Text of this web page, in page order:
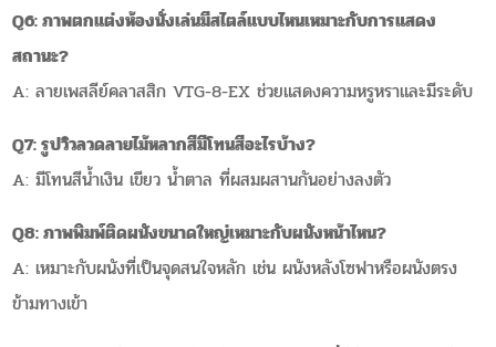
Q6: ภาพตกแต่งห้องนั่งเล่นมีสไตล์แบบไหนเหมาะกับการแสดง
สถานะ?
A: ลายเพสลีย์คลาสสิก VTG-8-EX ช่วยแสดงความหรูหราและมีระดับ
Q7: รูปวิวลวดลายไม้หลากสีมีโทนสีอะไรบ้าง?
A: มีโทนสีน้ำเงิน เขียว น้ำตาล ที่ผสมผสานกันอย่างลงตัว
Q8: ภาพพิมพ์ติดผนังขนาดใหญ่เหมาะกับผนังหน้าไหน?
A: เหมาะกับผนังที่เป็นจุดสนใจหลัก เช่น ผนังหลังโซฟาหรือผนังตรง
ข้ามทางเข้า